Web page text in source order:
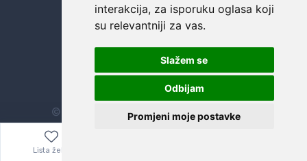
interakcija, za isporuku oglasa koji
su relevantniji za vas.
Slažem se
Odbijam
Promjeni moje postavke
© Sva prava zadržana. Dopi grupa d.o.o.
Lista želja